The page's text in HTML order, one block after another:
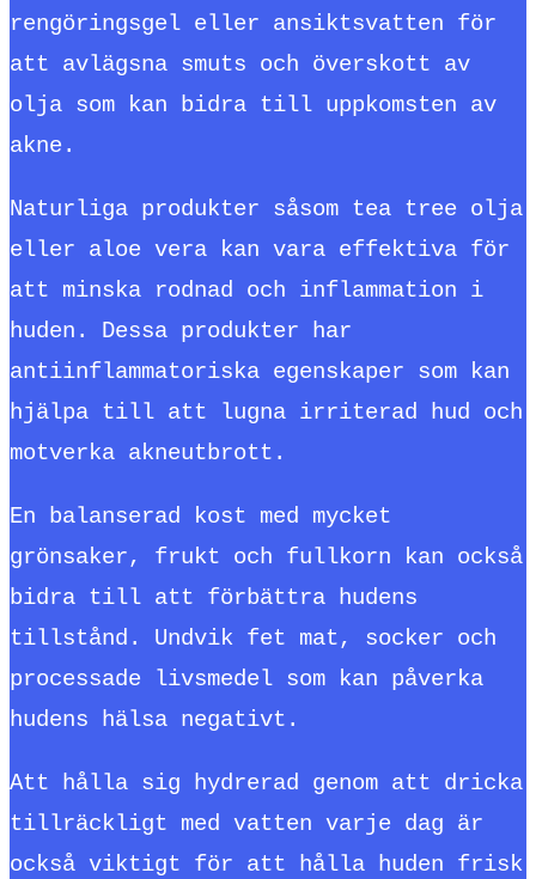
rengöringsgel eller ansiktsvatten för
att avlägsna smuts och överskott av
olja som kan bidra till uppkomsten av
akne.
Naturliga produkter såsom tea tree olja
eller aloe vera kan vara effektiva för
att minska rodnad och inflammation i
huden. Dessa produkter har
antiinflammatoriska egenskaper som kan
hjälpa till att lugna irriterad hud och
motverka akneutbrott.
En balanserad kost med mycket
grönsaker, frukt och fullkorn kan också
bidra till att förbättra hudens
tillstånd. Undvik fet mat, socker och
processade livsmedel som kan påverka
hudens hälsa negativt.
Att hålla sig hydrerad genom att dricka
tillräckligt med vatten varje dag är
också viktigt för att hålla huden frisk